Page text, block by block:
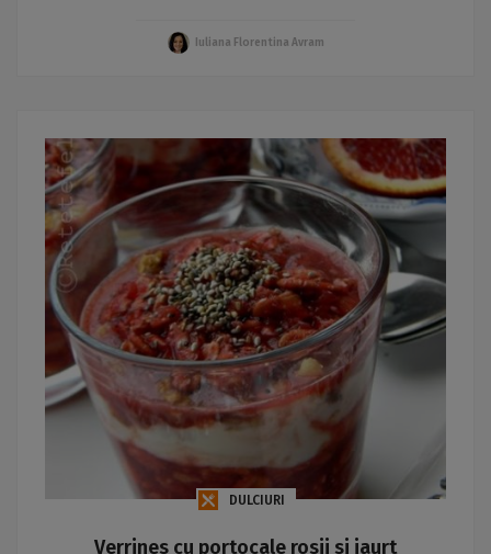
Iuliana Florentina Avram
DULCIURI
Verrines cu portocale rosii si iaurt